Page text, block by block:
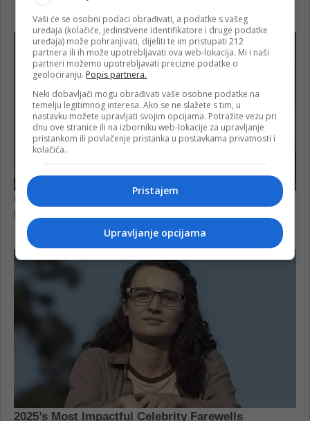
Vaši će se osobni podaci obrađivati, a podatke s vašeg
uređaja (kolačiće, jedinstvene identifikatore i druge podatke
uređaja) može pohranjivati, dijeliti te im pristupati 212
partnera ili ih može upotrebljavati ova web-lokacija. Mi i naši
partneri možemo upotrebljavati precizne podatke o
geolociranju. Popis partnera.
Neki dobavljači mogu obrađivati vaše osobne podatke na
temelju legitimnog interesa. Ako se ne slažete s tim, u
nastavku možete upravljati svojim opcijama. Potražite vezu pri
dnu ove stranice ili na izborniku web-lokacije za upravljanje
pristankom ili povlačenje pristanka u postavkama privatnosti i
kolačića.
Pristajem
Upravljanje opcijama